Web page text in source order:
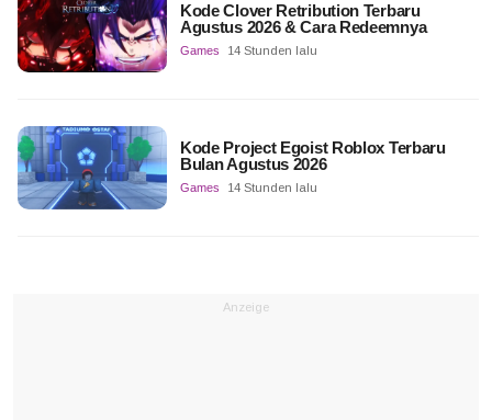
Kode Clover Retribution Terbaru
Agustus 2026 & Cara Redeemnya
Games 14 Stunden lalu
Kode Project Egoist Roblox Terbaru
Bulan Agustus 2026
Games 14 Stunden lalu
Anzeige